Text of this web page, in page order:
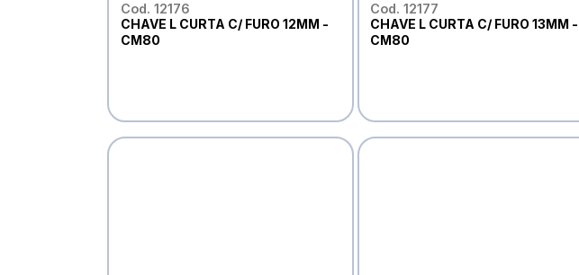
Cod. 12176
CHAVE L CURTA C/ FURO 12MM -
CM80
Cod. 12177
CHAVE L CURTA C/ FURO 13MM -
CM80